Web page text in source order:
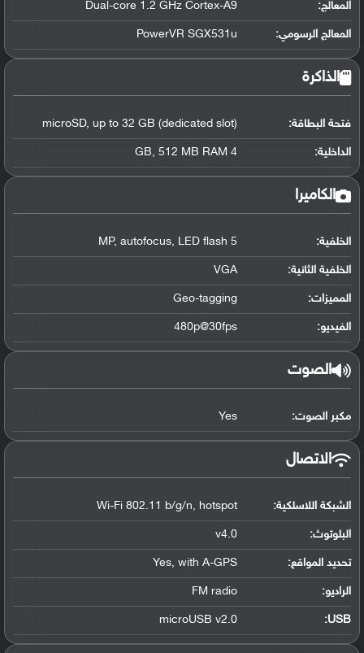
المعالج:
Dual-core 1.2 GHz Cortex-A9
المعالج الرسومي:
PowerVR SGX531u
الذاكرة
فتحة البطاقة: microSD, up to 32 GB (dedicated slot)
الداخلية: 4 GB, 512 MB RAM
الكاميرا
الخلفية: 5 MP, autofocus, LED flash
الخلفية الثانية: VGA
المميزات: Geo-tagging
الفيديو: 480p@30fps
الصوت
مكبر الصوت: Yes
الاتصال
الشبكة اللاسلكية: Wi-Fi 802.11 b/g/n, hotspot
البلوتوث:
v4.0
تحديد المواقع:
Yes, with A-GPS
الراديو: FM radio
USB
:
microUSB v2.0